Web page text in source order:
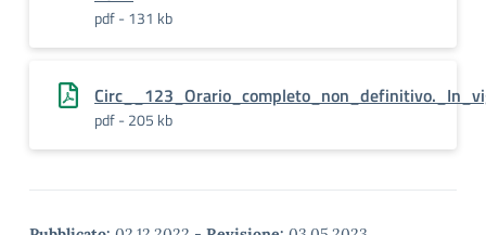
pdf - 131 kb
pdf - 205 kb